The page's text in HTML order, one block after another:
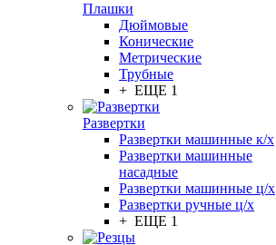
Плашки
Дюймовые
Конические
Метрические
Трубные
+ ЕЩЕ 1
Развертки
Развертки машинные к/х
Развертки машинные
насадные
Развертки машинные ц/х
Развертки ручные ц/х
+ ЕЩЕ 1